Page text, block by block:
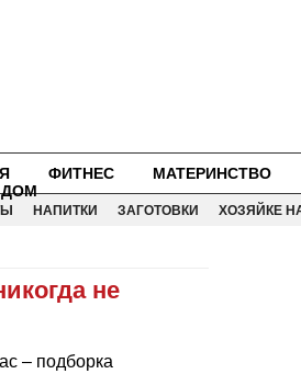
ФИТНЕС МАТЕРИНСТВО
ДОМ
НАПИТКИ ЗАГОТОВКИ ХОЗЯЙКЕ
не
– подборка